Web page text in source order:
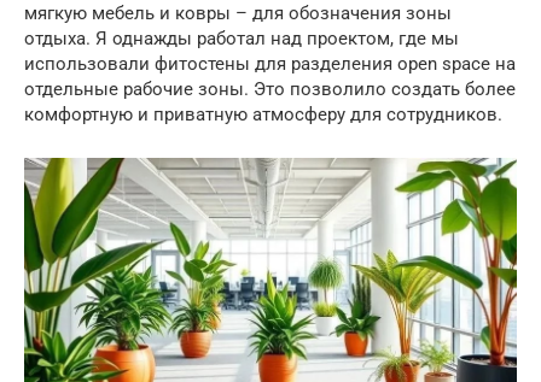
мягкую мебель и ковры – для обозначения зоны
отдыха. Я однажды работал над проектом, где мы
использовали фитостены для разделения open space на
отдельные рабочие зоны. Это позволило создать более
комфортную и приватную атмосферу для сотрудников.